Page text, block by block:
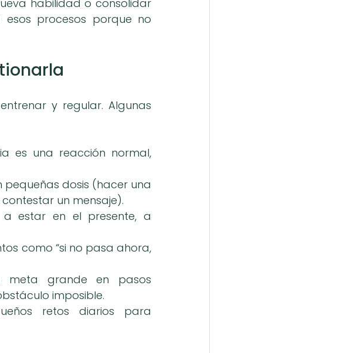
habilidad o consolidar
esos procesos porque no
y regular. Algunas
es una reacción normal,
dosis (hacer una
un mensaje).
a estar en el presente, a
como “si no pasa ahora,
grande en pasos
imposible.
retos diarios para